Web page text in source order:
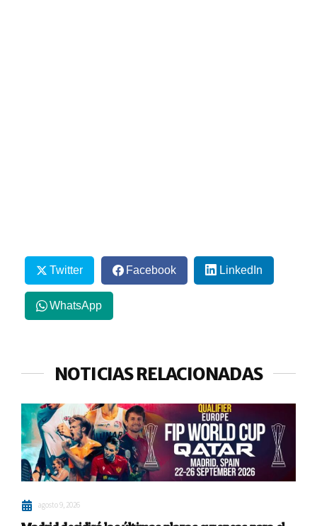
Twitter Facebook LinkedIn
WhatsApp
NOTICIAS RELACIONADAS
agosto 9, 2026